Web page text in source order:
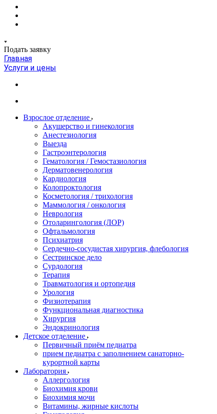
Подать заявку
Главная
Услуги и цены
Взрослое отделение
Акушерство и гинекология
Анестезиология
Выезда
Гастроэнтерология
Гематология / Гемостазиология
Дерматовенерология
Кардиология
Колопроктология
Косметология / трихология
Маммология / онкология
Неврология
Отоларингология (ЛОР)
Офтальмология
Психиатрия
Сердечно-сосудистая хирургия, флебология
Сестринское дело
Сурдология
Терапия
Травматология и ортопедия
Урология
Физиотерапия
Функциональная диагностика
Хирургия
Эндокринология
Детское отделение
Первичный приём педиатра
прием педиатра с заполнением санаторно-
курортной карты
Лаборатория
Аллергология
Биохимия крови
Биохимия мочи
Витамины, жирные кислоты